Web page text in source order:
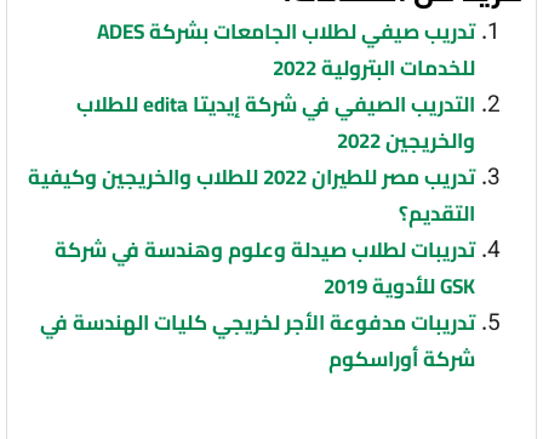
تدريب صيفي لطلاب الجامعات بشركة ADES
للخدمات البترولية 2022
التدريب الصيفي في شركة إيديتا edita للطلاب
والخريجين 2022
تدريب مصر للطيران 2022 للطلاب والخريجين وكيفية
التقديم؟
تدريبات لطلاب صيدلة وعلوم وهندسة في شركة
GSK للأدوية 2019
تدريبات مدفوعة الأجر لخريجي كليات الهندسة في
شركة أوراسكوم